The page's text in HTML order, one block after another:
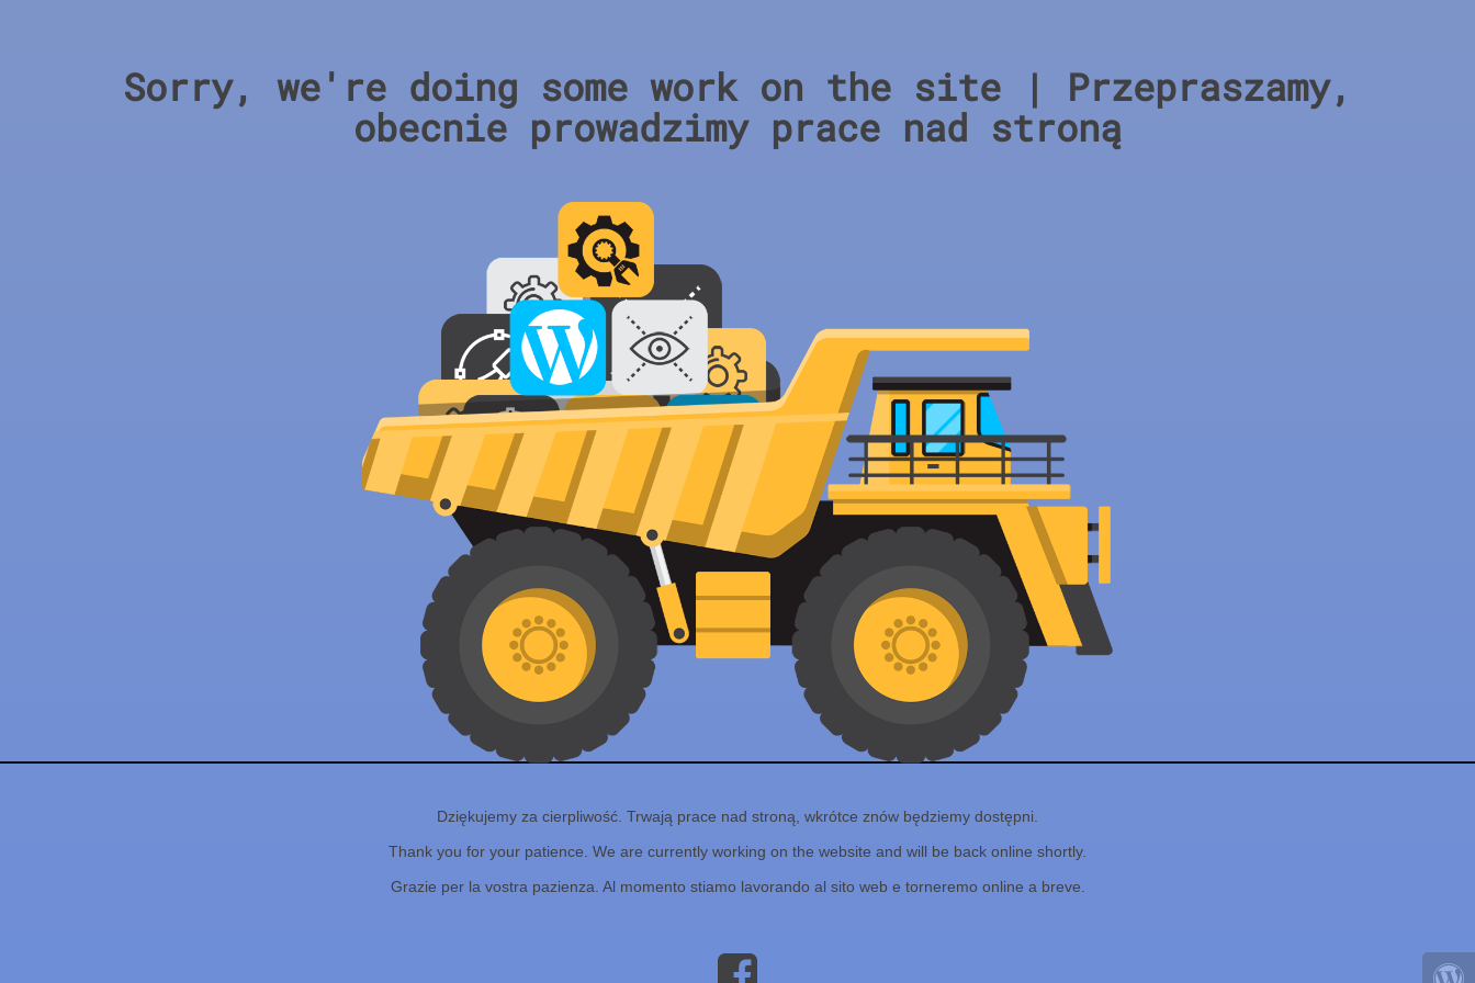
Sorry, we're doing some work on the site | Przepraszamy,
obecnie prowadzimy prace nad stroną
Dziękujemy za cierpliwość. Trwają prace nad stroną, wkrótce znów będziemy dostępni.
Thank you for your patience. We are currently working on the website and will be back online shortly.
Grazie per la vostra pazienza. Al momento stiamo lavorando al sito web e torneremo online a breve.